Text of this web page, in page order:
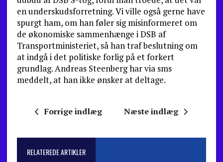
en underskudsforretning. Vi ville også gerne have
spurgt ham, om han føler sig misinformeret om
de økonomiske sammenhænge i DSB af
Transportministeriet, så han traf beslutning om
at indgå i det politiske forlig på et forkert
grundlag. Andreas Steenberg har via sms
meddelt, at han ikke ønsker at deltage.
Forrige indlæg Næste indlæg
RELATEREDE ARTIKLER